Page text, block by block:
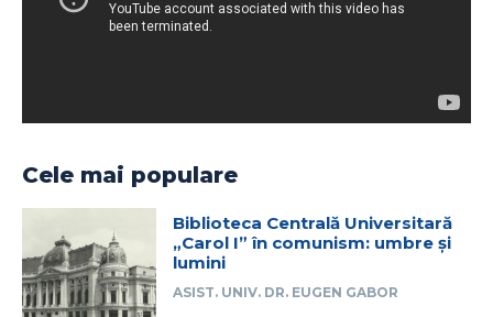
Cele mai populare
Biblioteca Centrală Universitară
„Carol I” în comunism: umbre și
lumini
ASIST. UNIV. DR. EUGEN GABOR